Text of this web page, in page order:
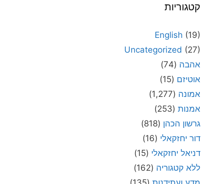
קטגוריות
English (19)
Uncategorized (27)
אהבה (74)
אוטיזם (15)
אמונה (1,277)
אמנות (253)
גרשון הכהן (818)
דור יחזקאלי (16)
דניאל יחזקאלי (15)
ללא קטגוריה (162)